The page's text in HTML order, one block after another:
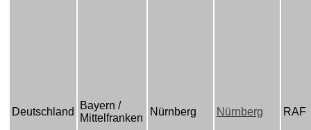
Deutschland
Bayern /
Mittelfranken
Nürnberg Nürnberg RAF